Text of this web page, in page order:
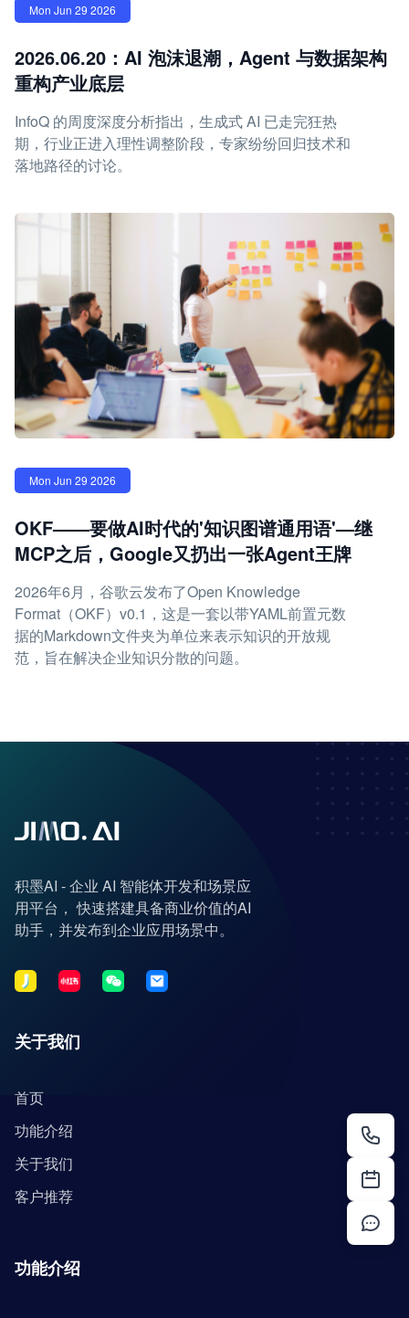
Mon Jun 29 2026
2026.06.20：AI 泡沫退潮，Agent 与数据架构
重构产业底层
InfoQ 的周度深度分析指出，生成式 AI 已走完狂热
期，行业正进入理性调整阶段，专家纷纷回归技术和
落地路径的讨论。
Mon Jun 29 2026
OKF——要做AI时代的'知识图谱通用语'—继
MCP之后，Google又扔出一张Agent王牌
2026年6月，谷歌云发布了Open Knowledge
Format（OKF）v0.1，这是一套以带YAML前置元数
据的Markdown文件夹为单位来表示知识的开放规
范，旨在解决企业知识分散的问题。
积墨AI - 企业 AI 智能体开发和场景应
用平台， 快速搭建具备商业价值的AI
助手，并发布到企业应用场景中。
关于我们
首页
功能介绍
关于我们
客户推荐
功能介绍